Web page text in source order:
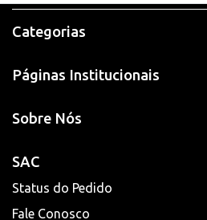
Categorias
Páginas Institucionais
Sobre Nós
SAC
Status do Pedido
Fale Conosco